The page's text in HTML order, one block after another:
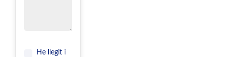
He llegit i